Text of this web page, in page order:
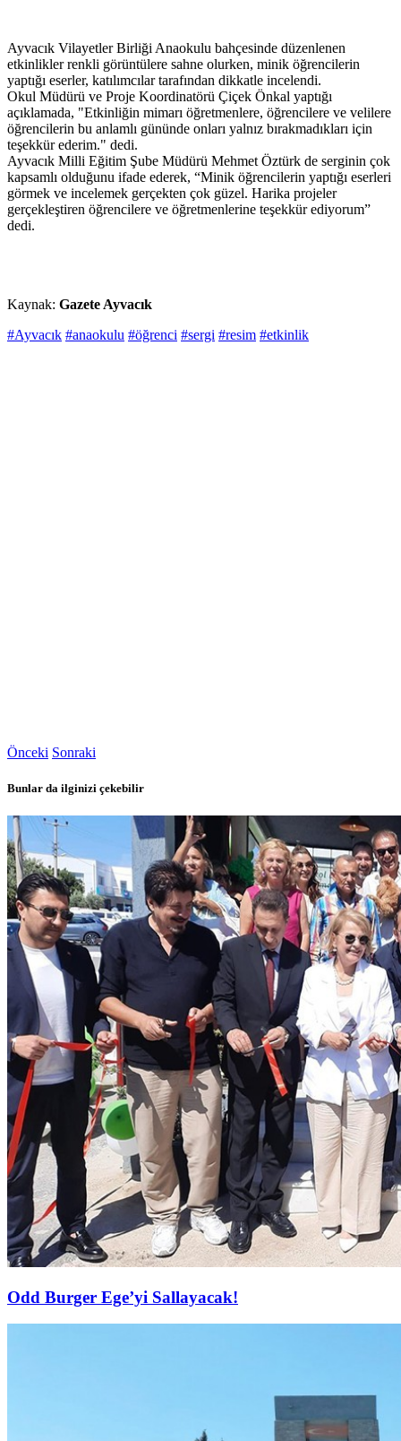
Ayvacık Vilayetler Birliği Anaokulu bahçesinde düzenlenen
etkinlikler renkli görüntülere sahne olurken, minik öğrencilerin
yaptığı eserler, katılımcılar tarafından dikkatle incelendi.
Okul Müdürü ve Proje Koordinatörü Çiçek Önkal yaptığı
açıklamada, "Etkinliğin mimarı öğretmenlere, öğrencilere ve velilere
öğrencilerin bu anlamlı gününde onları yalnız bırakmadıkları için
teşekkür ederim." dedi.
Ayvacık Milli Eğitim Şube Müdürü Mehmet Öztürk de serginin çok
kapsamlı olduğunu ifade ederek, “Minik öğrencilerin yaptığı eserleri
görmek ve incelemek gerçekten çok güzel. Harika projeler
gerçekleştiren öğrencilere ve öğretmenlerine teşekkür ediyorum”
dedi.
Kaynak: Gazete Ayvacık
#Ayvacık #anaokulu #öğrenci #sergi #resim #etkinlik
Önceki Sonraki
Bunlar da ilginizi çekebilir
Odd Burger Ege’yi Sallayacak!